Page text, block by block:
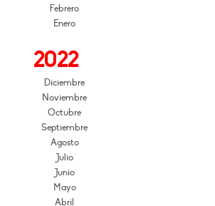
Febrero
Enero
2022
Diciembre
Noviembre
Octubre
Septiembre
Agosto
Julio
Junio
Mayo
Abril